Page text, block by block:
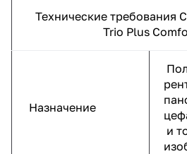
Технические требования
Trio Plus
Назначение
и